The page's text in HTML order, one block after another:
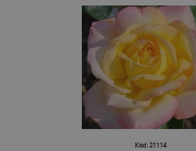
Kód: 21114